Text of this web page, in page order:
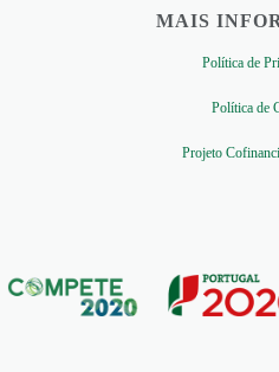
MAIS
Política de
Política de
Projeto